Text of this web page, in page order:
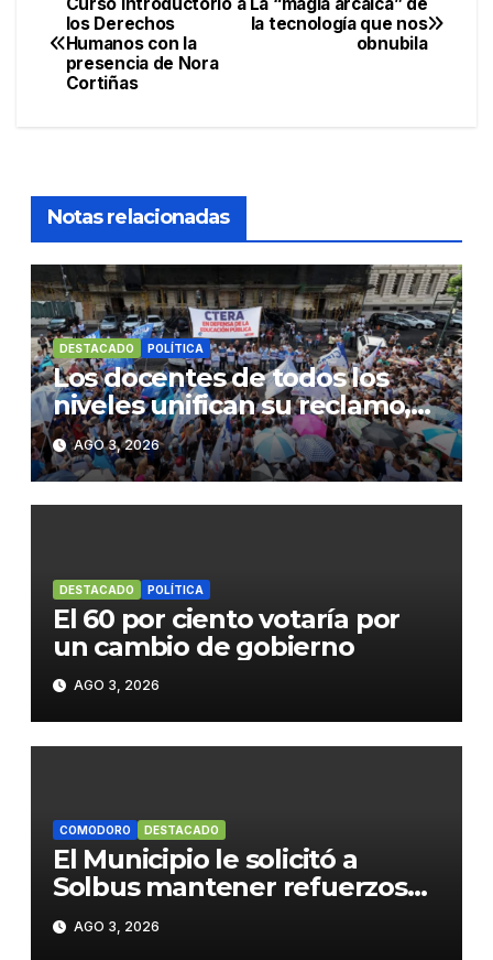
Navegación
de
la tecnología que nos
obnubila
los Derechos
Humanos con la
presencia de Nora
Cortiñas
Notas relacionadas
DESTACADO POLÍTICA
Los docentes de todos los
niveles unifican su reclamo,
paran y se movilizan
AGO 3, 2026
DESTACADO POLÍTICA
El 60 por ciento votaría por
un cambio de gobierno
AGO 3, 2026
COMODORO DESTACADO
El Municipio le solicitó a
Solbus mantener refuerzos
escolares y servicios
habituales
AGO 3, 2026